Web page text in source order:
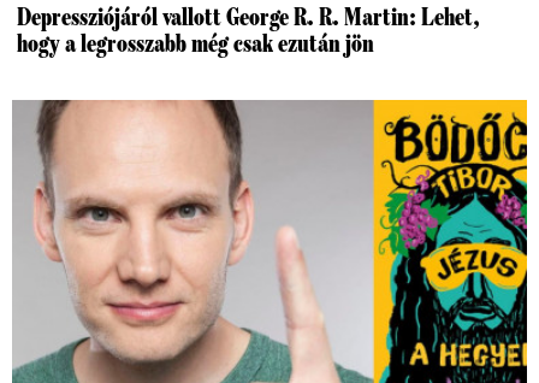
Depressziójáról vallott George R. R. Martin: Lehet,
hogy a legrosszabb még csak ezután jön